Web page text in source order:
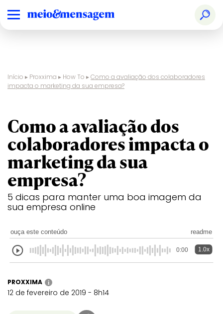
Início ▸ Proxxima ▸ How To ▸Como a avaliação dos colaboradores
impacta o marketing da sua empresa?
Como a avaliação dos
colaboradores impacta o
marketing da sua
empresa?
5 dicas para manter uma boa imagem da
sua empresa online
ouça este conteúdo readme
0:00 1.0x
PROXXIMA i
12 de fevereiro de 2019 - 8h14